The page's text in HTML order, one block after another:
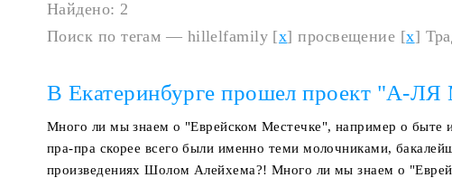
Найдено: 2
Поиск по тегам — hillelfamily [x] просвещение [x]
В Екатеринбурге прошел проект "А-
Много ли мы знаем о "Еврейском Местечке", например о быте
пра-пра скорее всего были именно теми молочниками,
произведениях Шолом Алейхема?! Много ли мы знаем о